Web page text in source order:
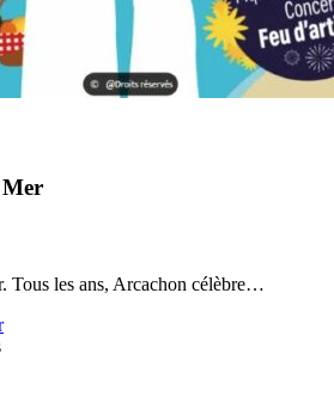
Mer
Tous les ans, Arcachon célèbre…